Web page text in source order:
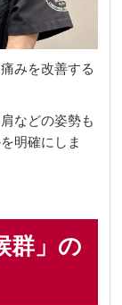
みを改善する
などの姿勢も
明確にしま
群」の